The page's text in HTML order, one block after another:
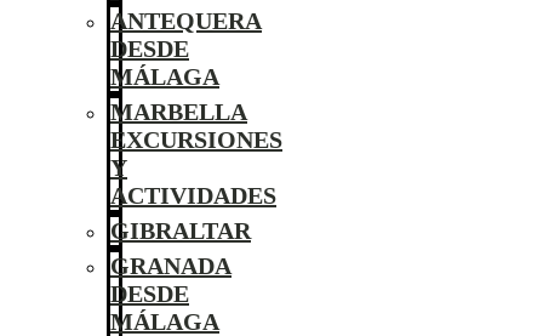
ANTEQUERA
DESDE
MÁLAGA
MARBELLA
EXCURSIONES
Y
ACTIVIDADES
GIBRALTAR
GRANADA
DESDE
MÁLAGA